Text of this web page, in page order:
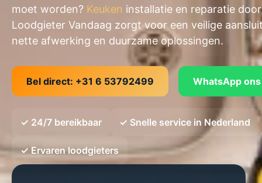
moet worden? Keuken installatie en reparatie door
Loodgieter Vandaag zorgt voor een veilige
nette afwerking en duurzame oplossingen.
Bel direct: +31 6 53792499 WhatsApp ons
✓ 24/7 bereikbaar ✓ Snelle service in Nederland
✓ Ervaren loodgieters